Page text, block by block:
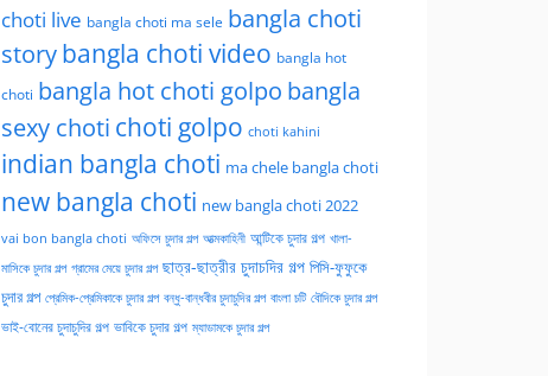
choti live bangla choti ma sele bangla choti
storybangla choti video bangla hot
choti bangla hot choti golpo bangla
sexy choti choti golpo choti kahini
indian bangla choti ma chele bangla choti
new bangla choti new bangla choti 2022
vai bon bangla choti অফিসে চুদার গল্প আত্মকাহিনী আন্টিকে চুদার গল্প খালা-
মাসিকে চুদার গল্প গ্রামের মেয়ে চুদার গল্প ছাত্র-ছাত্রীর চুদাচদির গল্প পিসি-ফুফুকে
চুদার গল্প প্রেমিক-প্রেমিকাকে চুদার গল্প বন্ধু-বান্ধবীর চুদাচুদির গল্প বাংলা চটি বৌদিকে চুদার গল্প
ভাই-বোনের চুদাচুদির গল্প ভাবিকে চুদার গল্প ম্যাডামকে চুদার গল্প